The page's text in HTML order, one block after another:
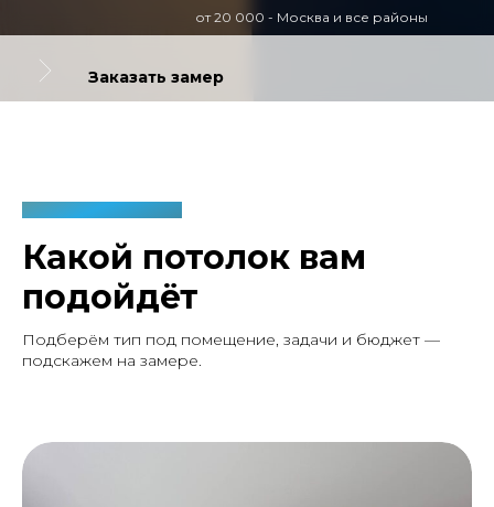
от 20 000 - Москва и все районы
Заказать замер
Какой потолок вам
подойдёт
Подберём тип под помещение, задачи и бюджет —
подскажем на замере.